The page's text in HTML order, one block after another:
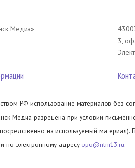
Mедиа»
3,
РФ использование материалов без
Медиа разрешена при условии
на используемый материал).
по электронному адресу opo@ntm13.ru.